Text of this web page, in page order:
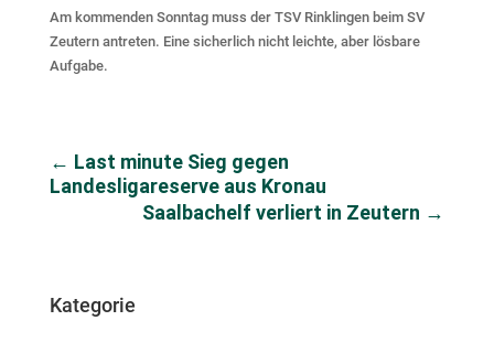
Am kommenden Sonntag muss der TSV Rinklingen beim SV
Zeutern antreten. Eine sicherlich nicht leichte, aber lösbare
Aufgabe.
← Last minute Sieg gegen
Landesligareserve aus Kronau
Saalbachelf verliert in Zeutern →
Kategorie